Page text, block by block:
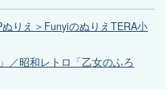
りえ＞FunyiのぬりえTERA小
／昭和レトロ「乙女のふろ